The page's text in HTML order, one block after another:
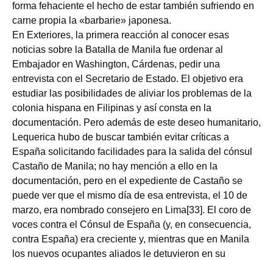
forma fehaciente el hecho de estar también sufriendo en
carne propia la «barbarie» japonesa.
En Exteriores, la primera reacción al conocer esas
noticias sobre la Batalla de Manila fue ordenar al
Embajador en Washington, Cárdenas, pedir una
entrevista con el Secretario de Estado. El objetivo era
estudiar las posibilidades de aliviar los problemas de la
colonia hispana en Filipinas y así consta en la
documentación. Pero además de este deseo humanitario,
Lequerica hubo de buscar también evitar críticas a
España solicitando facilidades para la salida del cónsul
Castaño de Manila; no hay mención a ello en la
documentación, pero en el expediente de Castaño se
puede ver que el mismo día de esa entrevista, el 10 de
marzo, era nombrado consejero en Lima[33]. El coro de
voces contra el Cónsul de España (y, en consecuencia,
contra España) era creciente y, mientras que en Manila
los nuevos ocupantes aliados le detuvieron en su